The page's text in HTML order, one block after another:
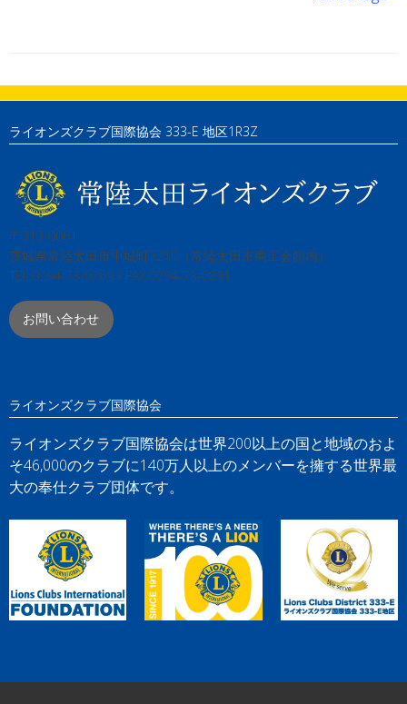
ライオンズクラブ国際協会 333-E 地区1R3Z
〒313-0061
茨城県常陸太田市中城町3210（常陸太田市商工会館内）
TEL:0294-73-0769 / FAX:0294-73-0831
お問い合わせ
ライオンズクラブ国際協会
ライオンズクラブ国際協会は世界200以上の国と地域のおよ
そ46,000のクラブに140万人以上のメンバーを擁する世界最
大の奉仕クラブ団体です。